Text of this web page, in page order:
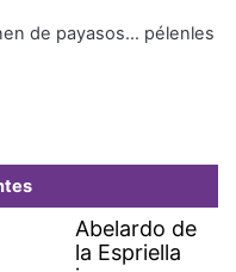
de payasos… pélenles
Abelardo de
la Espriella